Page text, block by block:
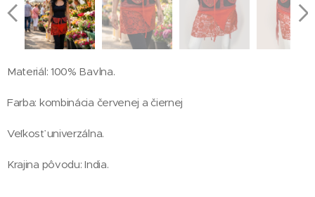
Materiál: 100% Bavlna.
Farba: kombinácia červenej a čiernej
Veľkosť univerzálna.
Krajina pôvodu: India.